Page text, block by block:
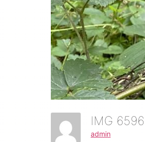
IMG 6596
admin